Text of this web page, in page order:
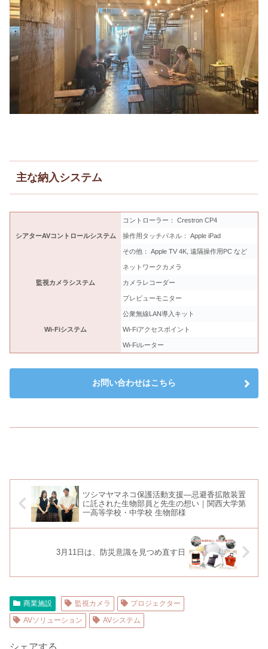
主な納入システム
シアターAVコントロールシステム
コントローラー： Crestron CP4
操作用タッチパネル： Apple iPad
その他： Apple TV 4K, 遠隔操作用PC など
監視カメラシステム
ネットワークカメラ
カメラレコーダー
プレビューモニター
Wi-Fiシステム
公衆無線LAN導入キット
Wi-Fiアクセスポイント
Wi-Fiルーター
お問い合わせはこちら
ツシマヤマネコ保護活動支援―忌避香拡散装置
に託された生物部員と先生の想い｜関西大学第
一高等学校・中学校 生物部様
3月11日は、防災意識を見つめ直す日
商業施設 監視カメラ
プロジェクター
AVソリューション
AVシステム
シェアする